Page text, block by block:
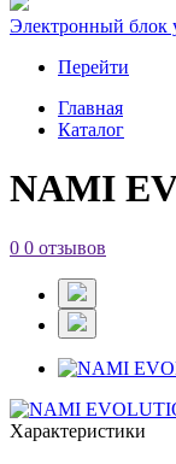
Электронный блок
Перейти
Главная
Каталог
NAMI
0 0 отзывов
Характеристики